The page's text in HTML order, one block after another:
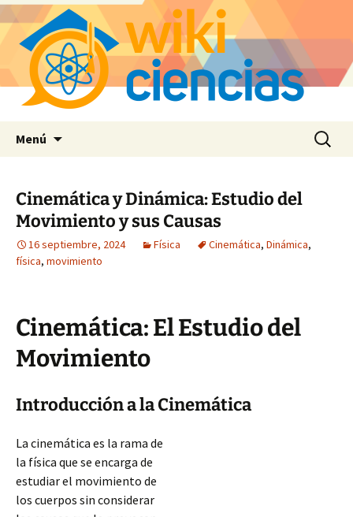
Menú Buscar:
Cinemática y Dinámica: Estudio del
Movimiento y sus Causas
16 septiembre, 2024 Física Cinemática, Dinámica,
física, movimiento
Cinemática: El Estudio del
Movimiento
Introducción a la Cinemática
La cinemática es la rama de
la física que se encarga de
estudiar el movimiento de
los cuerpos sin considerar